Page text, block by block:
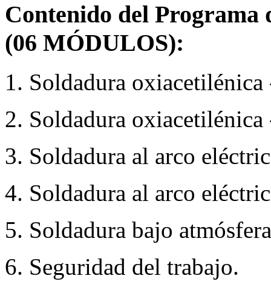
Contenido del Programa
(06 MÓDULOS):
1. Soldadura oxiacetilénica
2. Soldadura oxiacetilénica
3. Soldadura al arco
4. Soldadura al arco
5. Soldadura bajo
6. Seguridad del trabajo.